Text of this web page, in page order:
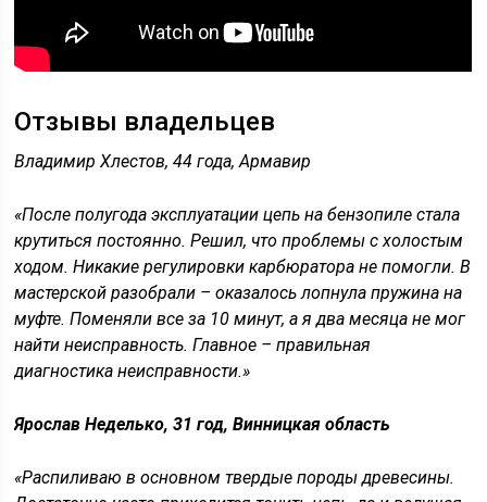
Отзывы владельцев
Владимир Хлестов, 44 года, Армавир
«После полугода эксплуатации цепь на бензопиле стала
крутиться постоянно. Решил, что проблемы с холостым
ходом. Никакие регулировки карбюратора не помогли. В
мастерской разобрали – оказалось лопнула пружина на
муфте. Поменяли все за 10 минут, а я два месяца не мог
найти неисправность. Главное – правильная
диагностика неисправности.»
Ярослав Неделько, 31 год, Винницкая область
«Распиливаю в основном твердые породы древесины.